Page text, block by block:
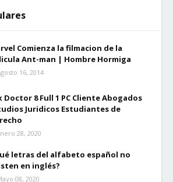
Comienza la filmacion de la
Ant-man | Hombre Hormiga
16, 2014
Doctor 8 Full 1 PC Cliente Abogados
Juridicos Estudiantes de
28, 2020
letras del alfabeto español no
en inglés?
08, 2020